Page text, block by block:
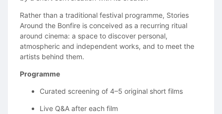
Every person joining this project becomes part of that
vision.
🎭 CASTING
The lead roles of Sora and Khang have already been
We are now looking for passionate actors and featured
Rather than a traditional festival programme, Stories
Around the Bonfire is conceived as a recurring ritual
around cinema: a space to discover personal,
atmospheric and independent works, and to meet the
artists behind them.
Programme
Curated screening of 4–5 original short films
Live Q&A after each film